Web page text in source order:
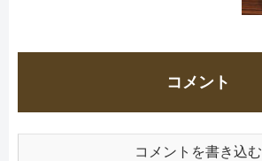
コメント
コメントを書き込む